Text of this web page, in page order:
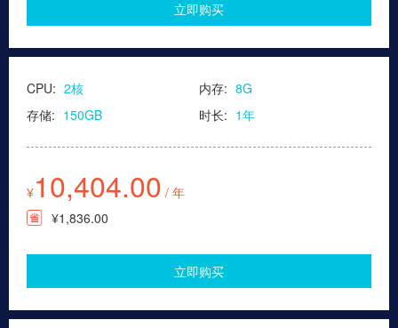
立即购买
CPU: 2核 内存: 8G
存储: 150GB 时长: 1年
¥10,404.00 / 年
¥1,836.00
立即购买